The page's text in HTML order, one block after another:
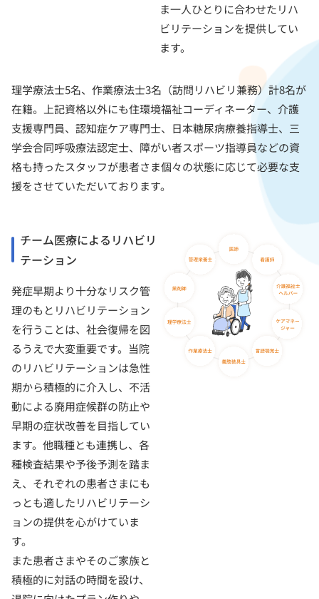
ま一人ひとりに合わせたリハ
ビリテーションを提供してい
ます。
理学療法士5名、作業療法士3名（訪問リハビリ兼務）計8名が
在籍。上記資格以外にも住環境福祉コーディネーター、介護
支援専門員、認知症ケア専門士、日本糖尿病療養指導士、三
学会合同呼吸療法認定士、障がい者スポーツ指導員などの資
格も持ったスタッフが患者さま個々の状態に応じて必要な支
援をさせていただいております。
チーム医療によるリハビリ
テーション
発症早期より十分なリスク管
理のもとリハビリテーション
を行うことは、社会復帰を図
るうえで大変重要です。当院
のリハビリテーションは急性
期から積極的に介入し、不活
動による廃用症候群の防止や
早期の症状改善を目指してい
ます。他職種とも連携し、各
種検査結果や予後予測を踏ま
え、それぞれの患者さまにも
っとも適したリハビリテーシ
ョンの提供を心がけていま
す。
また患者さまやそのご家族と
積極的に対話の時間を設け、